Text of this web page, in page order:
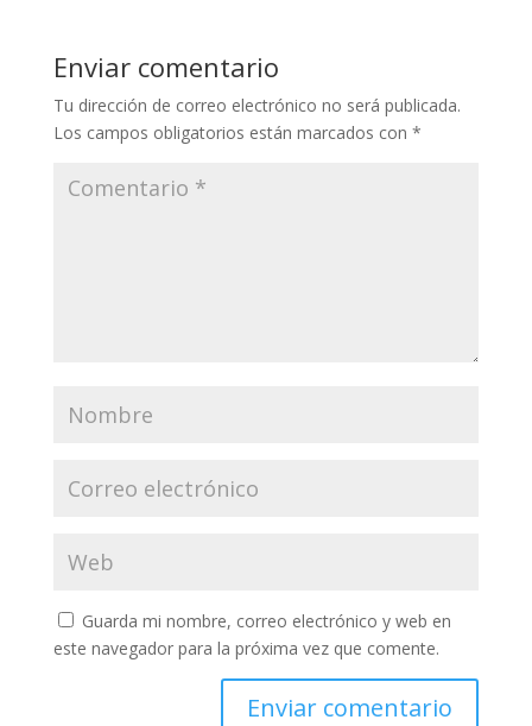
Enviar comentario
Tu dirección de correo electrónico no será publicada.
Los campos obligatorios están marcados con *
Guarda mi nombre, correo electrónico y web en
este navegador para la próxima vez que comente.